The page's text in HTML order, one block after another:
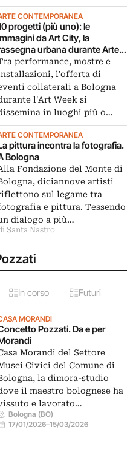
CONTEMPORANEA
progetti (più uno): le
da Art City, la
urbana durante Arte
performance, mostre e
l'offerta di
collaterali a Bologna
l'Art Week si
in luoghi più o…
CONTEMPORANEA
pittura incontra la fotografia.
Bologna
Fondazione del Monte di
diciannove artisti
sul legame tra
e pittura. Tessendo
dialogo a più…
Santa Nastro
In corso Futuri
MORANDI
Pozzati. Da e per
Morandi del Settore
Civici del Comune di
la dimora-studio
il maestro bolognese ha
e lavorato…
Bologna (BO)
17/01/2026–15/03/2026